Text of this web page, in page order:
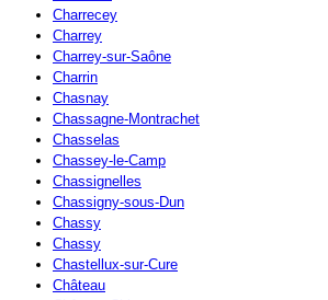
Charrecey
Charrey
Charrey-sur-Saône
Charrin
Chasnay
Chassagne-Montrachet
Chasselas
Chassey-le-Camp
Chassignelles
Chassigny-sous-Dun
Chassy
Chassy
Chastellux-sur-Cure
Château